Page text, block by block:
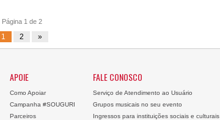
Página 1 de 2
1 2 »
APOIE
Como Apoiar
Campanha #SOUGURI
Parceiros
FALE CONOSCO
Serviço de Atendimento ao Usuário
Grupos musicais no seu evento
Ingressos para instituições sociais e culturais